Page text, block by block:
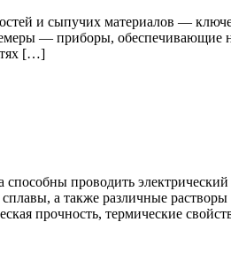
и сыпучих материалов —
— приборы, обеспечивающие
[…]
проводить
а также различные
прочность, термические